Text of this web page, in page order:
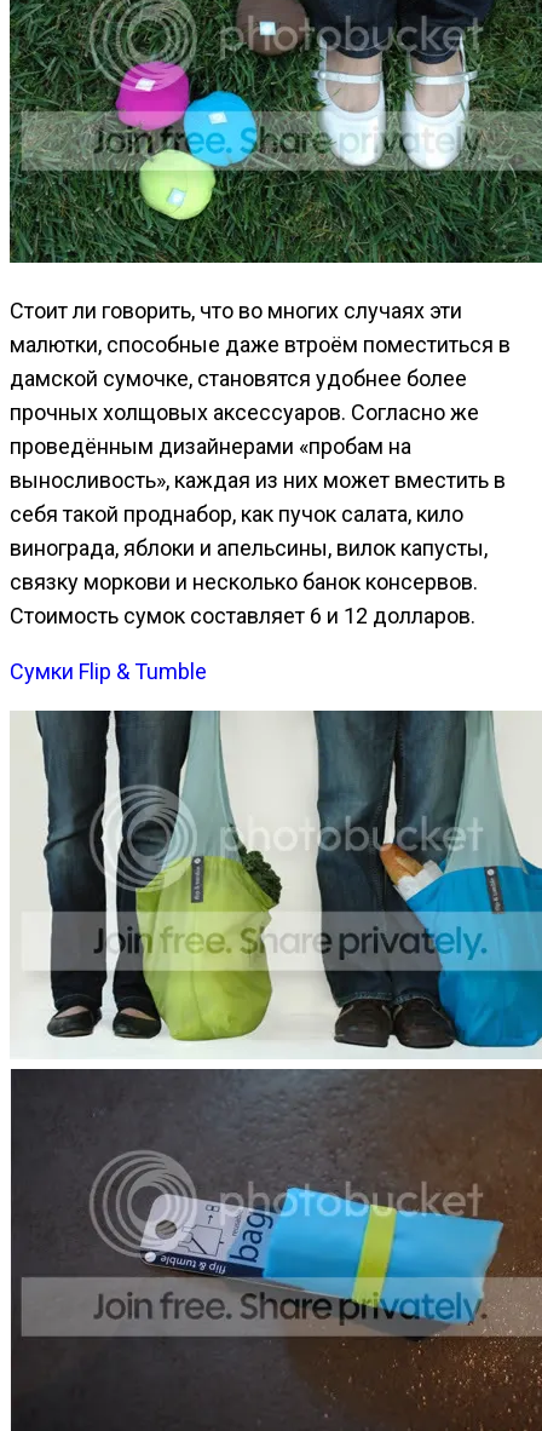
Стоит ли говорить, что во многих случаях эти
малютки, способные даже втроём поместиться в
дамской сумочке, становятся удобнее более
прочных холщовых аксессуаров. Согласно же
проведённым дизайнерами «пробам на
выносливость», каждая из них может вместить в
себя такой проднабор, как пучок салата, кило
винограда, яблоки и апельсины, вилок капусты,
связку моркови и несколько банок консервов.
Стоимость сумок составляет 6 и 12 долларов.
Сумки Flip & Tumble